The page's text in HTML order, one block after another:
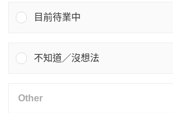
目前待業中
不知道／沒想法